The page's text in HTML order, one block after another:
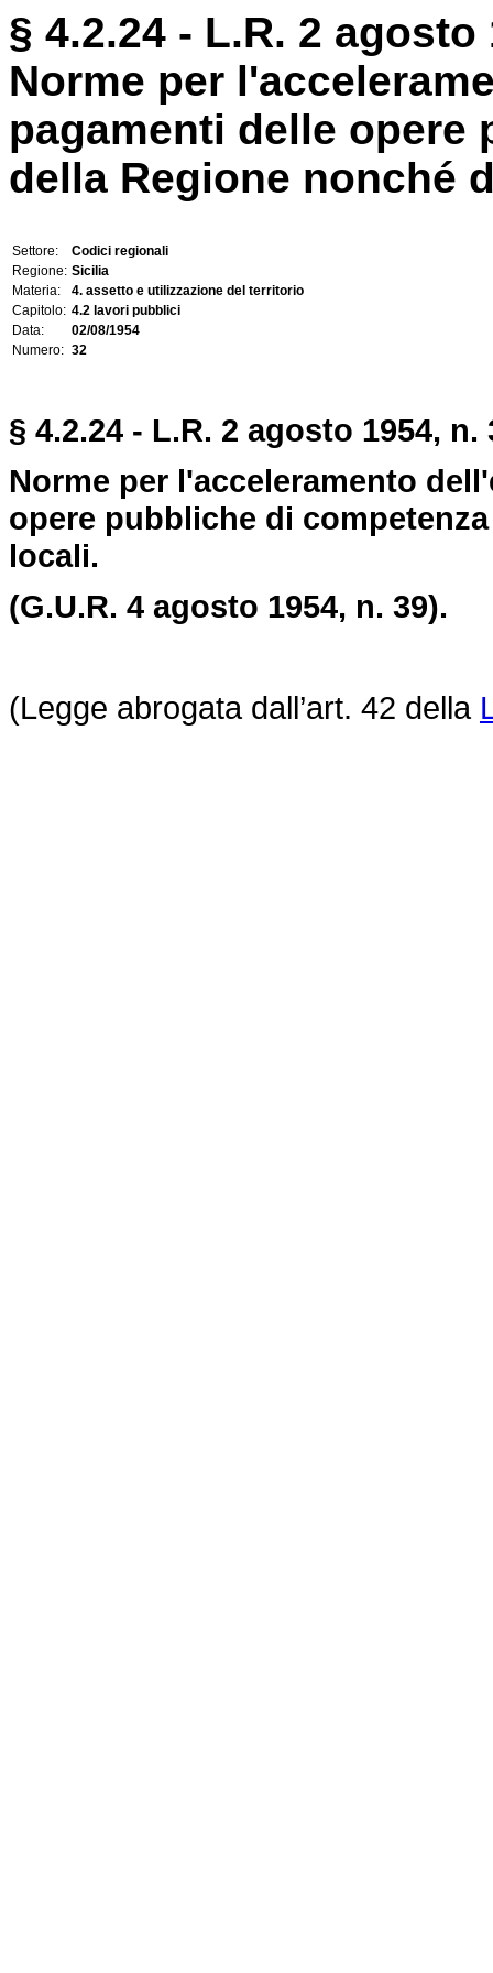
§ 4.2.24 - L.R. 2 agosto
Norme per
pagamenti delle opere
della Regione nonché
Settore:
Codici regionali
Regione: Sicilia
Materia:
4. assetto e utilizzazione del territorio
Capitolo: 4.2 lavori pubblici
Data:
02/08/1954
Numero: 32
§ 4.2.24 - L.R. 2 agosto 1954, n.
Norme per l'acceleramento
opere pubbliche di
locali.
(G.U.R. 4 agosto 1954, n. 39).
(Legge abrogata dall’art. 42 della